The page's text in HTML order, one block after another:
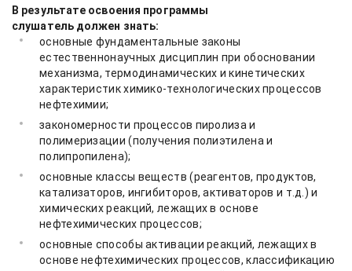
В результате освоения программы
слушатель должен знать:
основные фундаментальные законы
естественнонаучных дисциплин при обосновании
механизма, термодинамических и кинетических
характеристик химико-технологических процессов
нефтехимии;
закономерности процессов пиролиза и
полимеризации (получения полиэтилена и
полипропилена);
основные классы веществ (реагентов, продуктов,
катализаторов, ингибиторов, активаторов и т.д.) и
химических реакций, лежащих в основе
нефтехимических процессов;
основные способы активации реакций, лежащих в
основе нефтехимических процессов, классификацию